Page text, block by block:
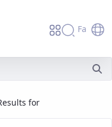
Fa
for